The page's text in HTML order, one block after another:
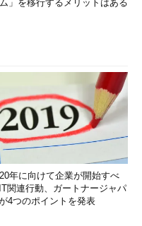
」を移行するメリットはある
年に向けて企業が開始すべ
関連行動、ガートナージャパ
4つのポイントを発表